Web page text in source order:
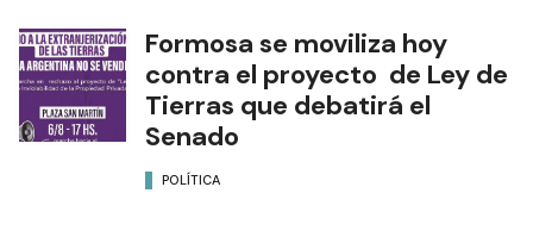
Formosa se moviliza hoy
contra el proyecto de Ley de
Tierras que debatirá el
Senado
POLÍTICA